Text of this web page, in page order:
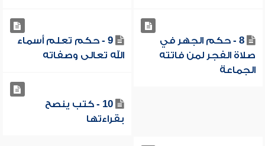
8 - حكم الجهر في
صلاة الفجر لمن فاتته
الجماعة
9 - حكم تعلم أسماء
الله تعالى وصفاته
10 - كتب ينصح
بقراءتها